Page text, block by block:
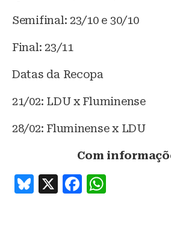
Semifinal: 23/10 e 30/10
Final: 23/11
Datas da Recopa
21/02: LDU x Fluminense
28/02: Fluminense x LDU
Com
B
X
F